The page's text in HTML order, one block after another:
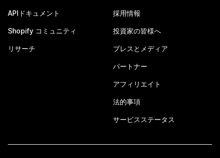
APIドキュメント
Shopify コミュニティ
リサーチ
採用情報
投資家の皆様へ
プレスとメディア
パートナー
アフィリエイト
法的事項
サービスステータス